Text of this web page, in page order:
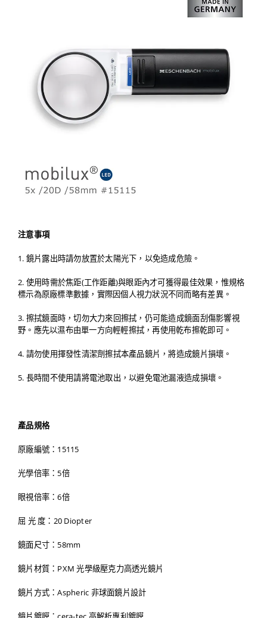
注意事項
1. 鏡片露出時請勿放置於太陽光下，以免造成危險。
2. 使用時需於焦距(工作距離)與眼距內才可獲得最佳效果，惟規格
標示為原廠標準數據，實際因個人視力狀況不同而略有差異。
3. 擦拭鏡面時，切勿大力來回擦拭，仍可能造成鏡面刮傷影響視
野。應先以濕布由單一方向輕輕擦拭，再使用乾布擦乾即可。
4. 請勿使用揮發性清潔劑擦拭本產品鏡片，將造成鏡片損壞。
5. 長時間不使用請將電池取出，以避免電池漏液造成損壞。
產品規格
原廠編號：15115
光學倍率：5倍
眼視倍率：6倍
屈 光 度：20 Diopter
鏡面尺寸：58mm
鏡片材質：PXM 光學級壓克力高透光鏡片
鏡片方式：Aspheric 非球面鏡片設計